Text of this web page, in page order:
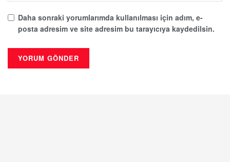
Daha sonraki yorumlarımda kullanılması için adım, e-
posta adresim ve site adresim bu tarayıcıya kaydedilsin.